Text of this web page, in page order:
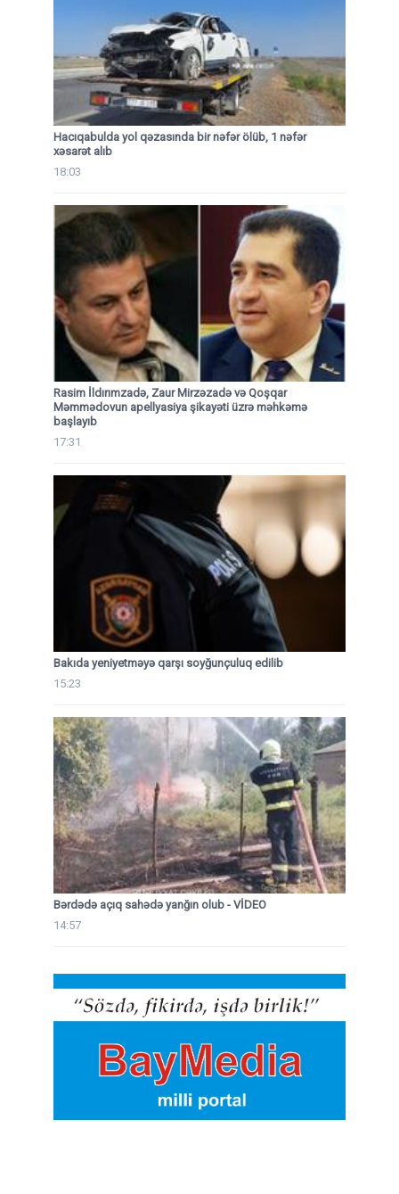
Hacıqabulda yol qəzasında bir nəfər ölüb, 1 nəfər
xəsarət alıb
18:03
Rasim İldırımzadə, Zaur Mirzəzadə və Qoşqar
Məmmədovun apellyasiya şikayəti üzrə məhkəmə
başlayıb
17:31
Bakıda yeniyetməyə qarşı soyğunçuluq edilib
15:23
Bərdədə açıq sahədə yanğın olub - VİDEO
14:57